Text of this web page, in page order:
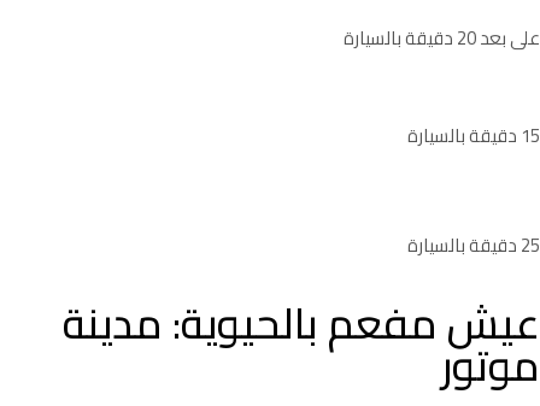
على بعد 20 دقيقة بالسيارة
15 دقيقة بالسيارة
25 دقيقة بالسيارة
عيش مفعم بالحيوية: مدينة
موتور